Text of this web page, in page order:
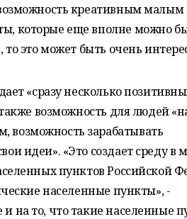
креативным малым
которые еще вполне можно
это может быть очень
«сразу несколько
возможность для людей
зарабатывать
идеи». «Это создает среду в
пунктов Российской
населенные пункты», -
на то, что такие населенные